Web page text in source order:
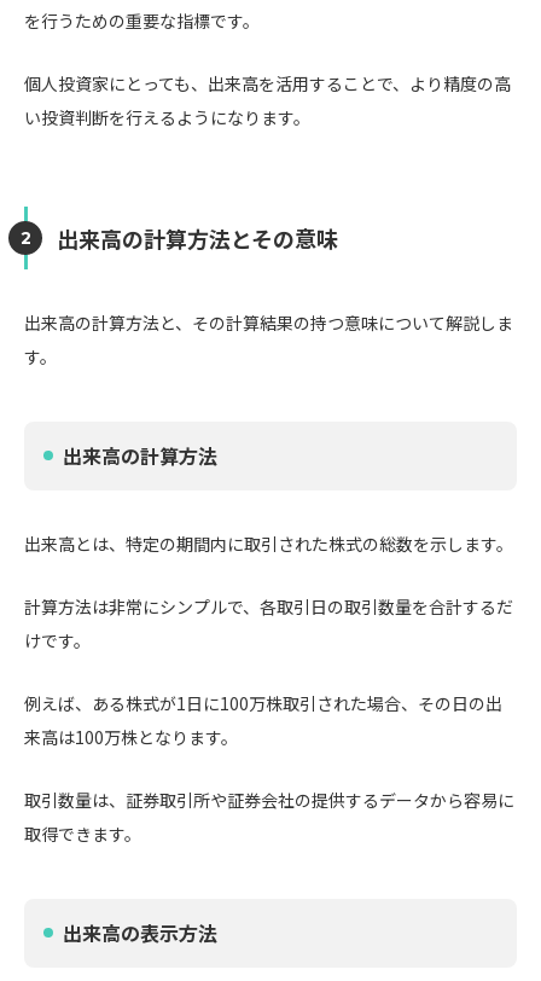
を行うための重要な指標です。
個人投資家にとっても、出来高を活用することで、より精度の高
い投資判断を行えるようになります。
出来高の計算方法とその意味
出来高の計算方法と、その計算結果の持つ意味について解説しま
す。
出来高の計算方法
出来高とは、特定の期間内に取引された株式の総数を示します。
計算方法は非常にシンプルで、各取引日の取引数量を合計するだ
けです。
例えば、ある株式が1日に100万株取引された場合、その日の出
来高は100万株となります。
取引数量は、証券取引所や証券会社の提供するデータから容易に
取得できます。
出来高の表示方法